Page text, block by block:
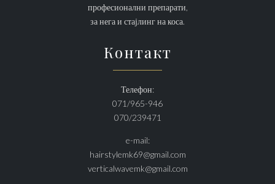
професионални препарати,
за нега и стајлинг на коса.
Контакт
Телефон:
071/965-946
070/239471
e-mail:
hairstylemk69@gmail.com
verticalwavemk@gmail.com